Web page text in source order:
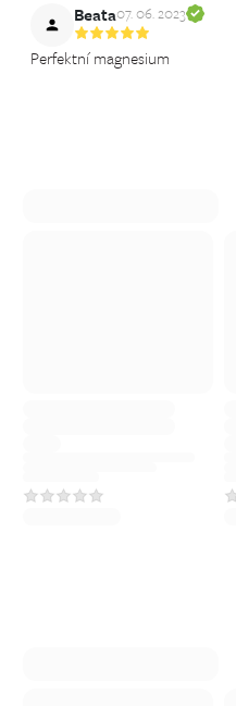
Beata07. 06. 2023
Perfektní magnesium